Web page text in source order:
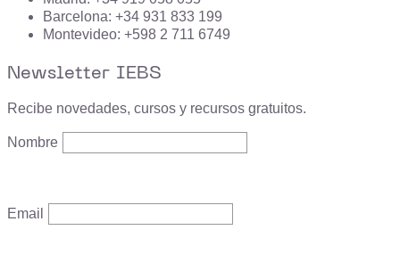
Barcelona: +34 931 833 199
Montevideo: +598 2 711 6749
Newsletter IEBS
Recibe novedades, cursos y recursos gratuitos.
Nombre
Email